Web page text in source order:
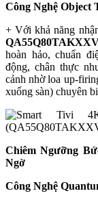
Công Nghệ Object
+ Với khả năng
hoàn hảo, chuẩn
động, chân thực
cảnh nhờ loa up-
xuống sàn) chuyên
Chiêm Ngưỡng
Ngờ
Công Nghệ